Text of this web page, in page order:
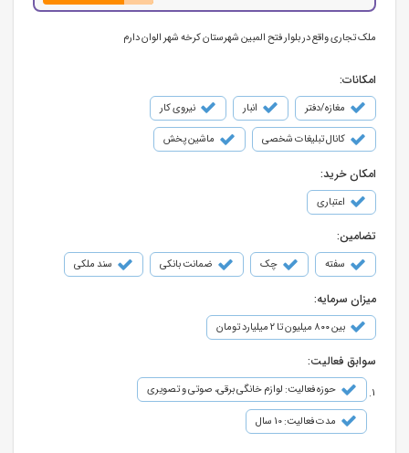
ملک تجاری واقع در بلوار فتح المبین شهرستان کرخه شهر الوان دارم
امکانات:
مغازه/دفتر انبار نیروی کار
کانال تبلیغات شخصی ماشین پخش
امکان خرید:
اعتباری
تضامین:
سفته چک ضمانت بانکی سند ملکی
میزان سرمایه:
بین ۸۰۰ میلیون تا ۲ میلیارد تومان
سوابق فعالیت:
حوزه فعالیت: لوازم خانگی برقی، صوتی و تصویری
مدت فعالیت: 10 سال